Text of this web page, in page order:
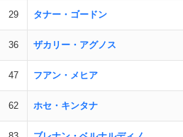
29 タナー・ゴードン
36 ザカリー・アグノス
47 フアン・メヒア
62 ホセ・キンタナ